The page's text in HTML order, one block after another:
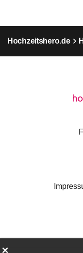
Hochzeitshero.de